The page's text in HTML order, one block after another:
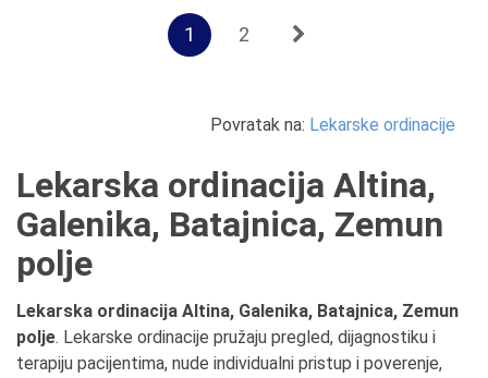
1 2
Povratak na: Lekarske ordinacije
Lekarska ordinacija Altina,
Galenika, Batajnica, Zemun
polje
Lekarska ordinacija Altina, Galenika, Batajnica, Zemun
polje. Lekarske ordinacije pružaju pregled, dijagnostiku i
terapiju pacijentima, nude individualni pristup i poverenje,